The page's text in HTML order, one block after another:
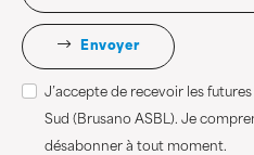
Envoyer
J’accepte de recevoir les
Sud (Brusano ASBL). Je
désabonner à tout moment.